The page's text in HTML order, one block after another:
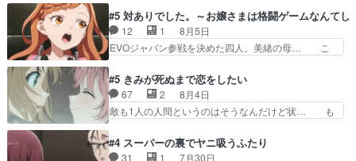
primevideoで視聴しまし… 前回同様『イノセン
ス』を含む押井・神山版… 第５話「EPISODEラ
ストの母親の気持…
ナがチートすぎる笑アルは最初から自分… プラネ
ット・ウィズ展開アツいな「騎士狩猟… 麦茶どこ
ろかタイトル通り麦茶の出涸らしぐ… 第５話を
ABEMAで視聴しました。視聴に… 復讐に燃える
が“萌え”なのでこの娘が皇帝… ウサギ好きそうな
王女殿下がかわいい。幼馴… ついに始まった狩猟
祭。エルナの活躍で上位…
#5 対ありでした。～お嬢さまは格闘ゲームなんてし
12 1
8月5日
EVOジャパン参戦を決めた四人。美緒の母… こ
目は気品溢れてるのに中身は…美緒ママ… テー
マ：格ゲー大会に行くには？感想は、美… 大会を
前に格ゲー熱が高まる一方、百合の本… 東京で開
催される格ゲー大会に参加すること… Japanに向
めに東京へ!/でも観光よ… 旅の支度全部やってく
#5 きみが死ぬまで恋をしたい
67 2
8月4日
敵も1人の人間というのはそうなんだけど状… も
を人間に戻して欲しいでも自分達が代わ… ご視聴
ありがとうございました見るたびに切… 誰かと思
#4 スーパーの裏でヤニ吸うふたり
31 1 7月30日